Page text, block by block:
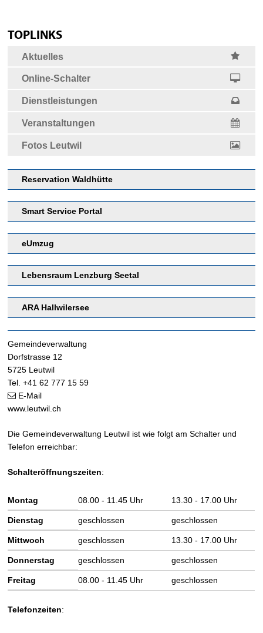
zum Seitananfang
Seite drucken
Sidebar
TOPLINKS
Aktuelles
Online-Schalter
Dienstleistungen
Veranstaltungen
Fotos Leutwil
Reservation Waldhütte
Smart Service Portal
eUmzug
Lebensraum Lenzburg Seetal
ARA Hallwilersee
Footer
Gemeindeverwaltung
Dorfstrasse 12
5725 Leutwil
Tel. +41 62 777 15 59
E-Mail
www.leutwil.ch
Die Gemeindeverwaltung Leutwil ist wie folgt am Schalter und
Telefon erreichbar:
Schalteröffnungszeiten:
Wochentag Vormittag Nachmittag
Montag 08.00 - 11.45 Uhr 13.30 - 17.00 Uhr
Dienstag geschlossen geschlossen
Mittwoch geschlossen 13.30 - 17.00 Uhr
Donnerstag geschlossen geschlossen
Freitag 08.00 - 11.45 Uhr geschlossen
Telefonzeiten: